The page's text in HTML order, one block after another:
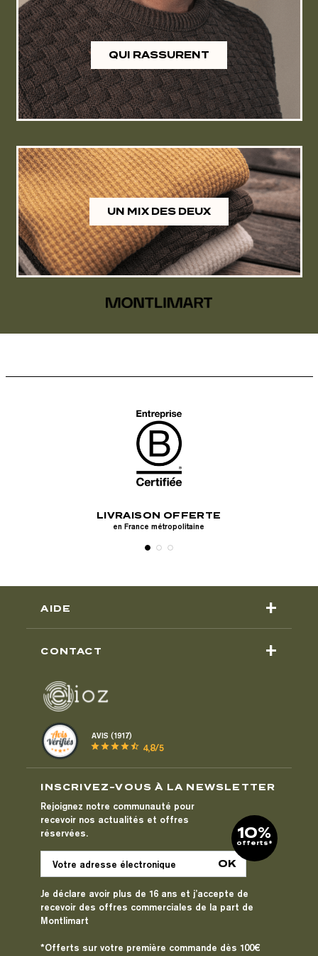
QUI RASSURENT
UN MIX DES DEUX
LIVRAISON OFFERTE
en France métropolitaine
AIDE +
CONTACT +
AVIS (1917)
starstarstarstarstar_half 4,8/5
INSCRIVEZ-VOUS À LA NEWSLETTER
Rejoignez notre communauté pour
recevoir nos actualités et offres
réservées.
10%
offerts*
Je déclare avoir plus de 16 ans et j’accepte de
recevoir des offres commerciales de la part de
Montlimart
*Offerts sur votre première commande dès 100€